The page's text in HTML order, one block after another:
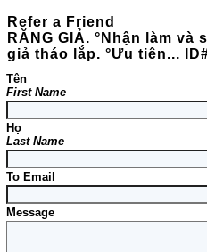
Refer a Friend
RĂNG GIẢ. °Nhận làm
giả tháo lắp. °Ưu tiên...
Tên
First Name
Họ
Last Name
To Email
Message